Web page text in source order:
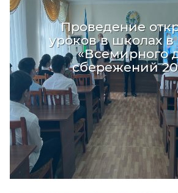
Проведение
уроков в школах в
«Всемирного
сбережений